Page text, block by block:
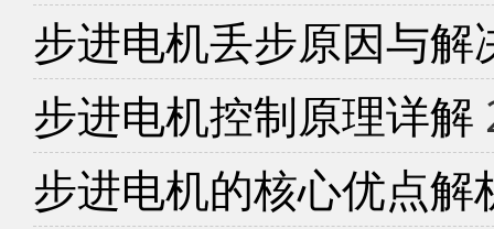
步进电机丢步原因与解
步进电机控制原理详解
步进电机的核心优点解